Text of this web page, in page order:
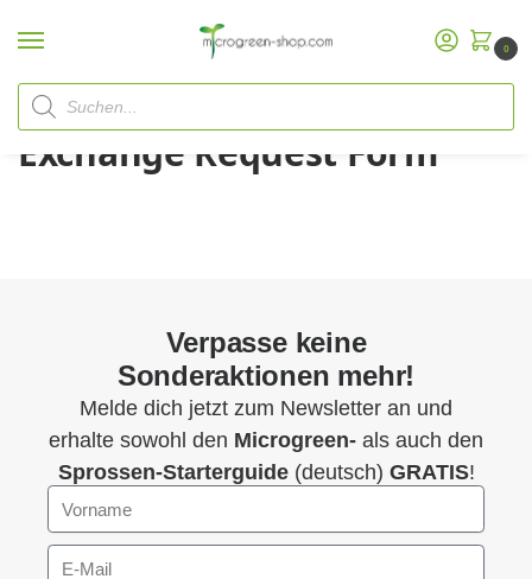
0
Start Exchange Request Form
Exchange Request Form
Verpasse keine
Sonderaktionen mehr!
Melde dich jetzt zum Newsletter an und
erhalte sowohl den Microgreen- als auch den
Sprossen-Starterguide(deutsch) GRATIS!